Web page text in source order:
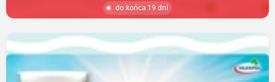
do końca 19 dni